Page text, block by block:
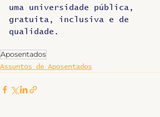
uma universidade pública,
gratuita, inclusiva e de
qualidade.
Aposentados
Assuntos de Aposentados